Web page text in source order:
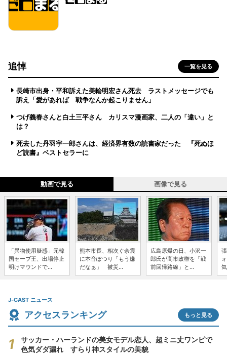
追悼 一覧を見る
長崎市出身・平和訴えた美輪明宏さん死去 ラストメッセージでも
訴え「愛があれば 戦争なんか起こりません」
つげ義春さんと白土三平さん カリスマ漫画家、二人の「違い」と
は？
死去した丹羽宇一郎さんは、経済界有数の読書家だった 『死ぬほ
ど読書』ベストセラーに
動画で見る 画像で見る
「異物使用疑惑」元韓
国セーブ王、出場停止
明けマウンドで...
熊本市長、相次ぐ余震
に本音ぽつり「もう嫌
だなぁ」 被災...
広島原爆の日、小沢一
郎氏が高市政権を「戦
前回帰路線」と...
J-CAST ニュース
アクセスランキング もっと見る
サッカー・ハーランドの美女モデル恋人、超ミニ丈ワンピで
色気ダダ漏れ すらり神スタイルの美貌